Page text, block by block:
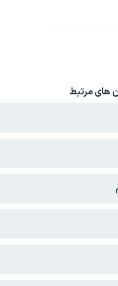
های مرتبط